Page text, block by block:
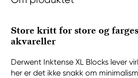
Store kritt for store og
akvareller
Derwent Inktense XL Blocks lever
her er det ikke snakk om